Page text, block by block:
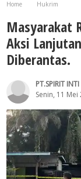
Home
Hukrim
Diberantas.
Masyarakat
Aksi
Diberantas.
PT.SPIRIT
Senin, 11 Mei